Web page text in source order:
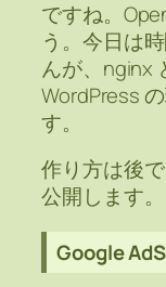
ですね。
う。今日は
んが、nginx
WordPress
す。
作り方は後
公開します。
Google